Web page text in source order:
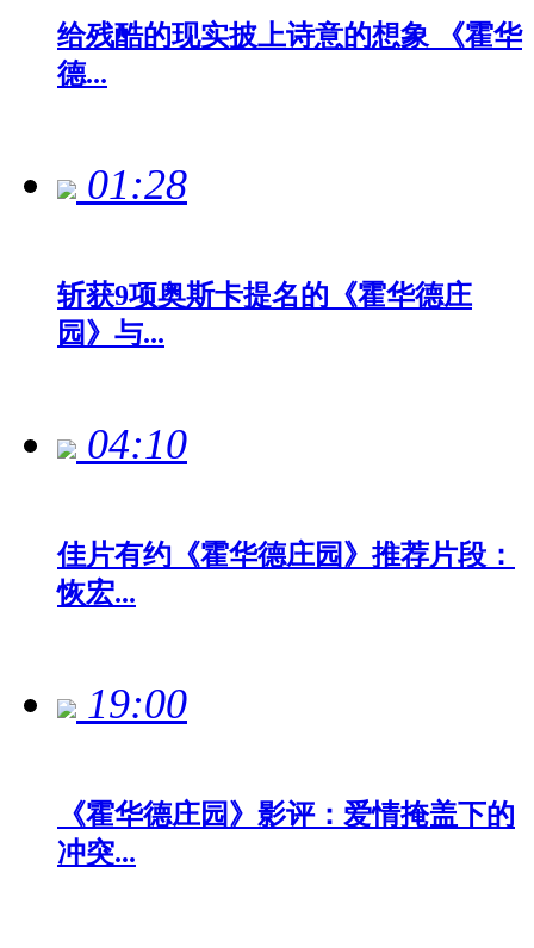
给残酷的现实披上诗意的想象 《霍华
德...
01:28
斩获9项奥斯卡提名的《霍华德庄
园》与...
04:10
佳片有约《霍华德庄园》推荐片段：
恢宏...
19:00
《霍华德庄园》影评：爱情掩盖下的
冲突...